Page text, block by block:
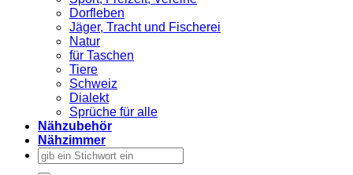
Dorfleben
Jäger, Tracht und Fischerei
Natur
für Taschen
Tiere
Schweiz
Dialekt
Sprüche für alle
Nähzubehör
Nähzimmer
Suchen
nach: